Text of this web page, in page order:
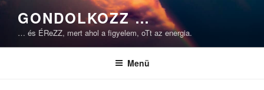
Tartalomhoz
GONDOLKOZZ …
… és ÉReZZ, mert ahol a figyelem, oTt az energia.
Menü